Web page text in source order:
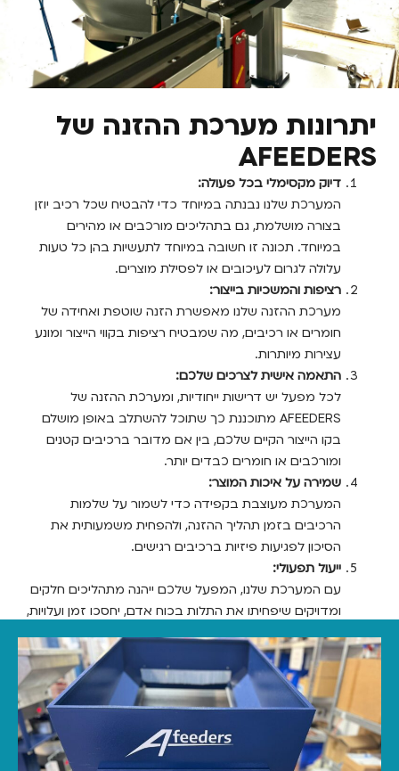
מערכת ההזנה של
דיוק מקסימלי בכל פעולה:
המערכת שלנו נבנתה במיוחד כדי להבטיח שכל רכיב יוזן
בצורה מושלמת, גם בתהליכים מורכבים או מהירים
במיוחד. תכונה זו חשובה במיוחד לתעשיות בהן כל טעות
עלולה לגרום לעיכובים או לפסילת מוצרים.
רציפות והמשכיות בייצור:
מערכת ההזנה שלנו מאפשרת הזנה שוטפת ואחידה של
חומרים או רכיבים, מה שמבטיח רציפות בקווי הייצור ומונע
עצירות מיותרות.
התאמה אישית לצרכים שלכם:
לכל מפעל יש דרישות ייחודיות, ומערכת ההזנה של
AFEEDERS מתוכננת כך שתוכל להשתלב באופן מושלם
בקו הייצור הקיים שלכם, בין אם מדובר ברכיבים קטנים
ומורכבים או חומרים כבדים יותר.
שמירה על איכות המוצר:
המערכת מעוצבת בקפידה כדי לשמור על שלמות
הרכיבים בזמן תהליך ההזנה, ולהפחית משמעותית את
הסיכון לפגיעות פיזיות ברכיבים רגישים.
ייעול תפעולי:
עם המערכת שלנו, המפעל שלכם ייהנה מתהליכים חלקים
ומדויקים שיפחיתו את התלות בכוח אדם, יחסכו זמן ועלויות,